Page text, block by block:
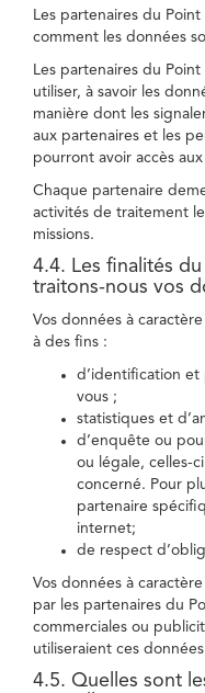
Les partenaires du
comment les données
Les partenaires du
utiliser, à savoir les
manière dont les
aux partenaires et les
pourront avoir accès
Chaque partenaire
activités de traitement
missions.
4.4. Les finalités
traitons-nous vos
Vos données à
à des fins :
d’identification
vous ;
statistiques et
d’enquête ou
ou légale, celles-
concerné. Pour
partenaire
internet;
de respect
Vos données à
par les partenaires du
commerciales ou
utiliseraient ces
4.5. Quelles sont